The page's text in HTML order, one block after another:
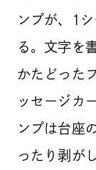
ンプが、1
る。文字を
かたどった
ッセージカ
ンプは台座
ったり剥が